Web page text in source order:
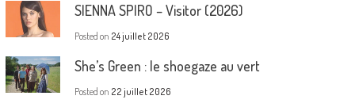
SIENNA SPIRO – Visitor (2026)
Posted on 24 juillet 2026
She’s Green : le shoegaze au vert
Posted on 22 juillet 2026